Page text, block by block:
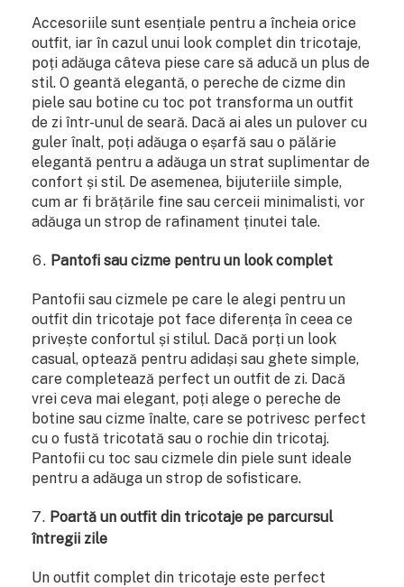
Accesoriile sunt esențiale pentru a încheia orice
outfit, iar în cazul unui look complet din tricotaje,
poți adăuga câteva piese care să aducă un plus de
stil. O geantă elegantă, o pereche de cizme din
piele sau botine cu toc pot transforma un outfit
de zi într-unul de seară. Dacă ai ales un pulover cu
guler înalt, poți adăuga o eșarfă sau o pălărie
elegantă pentru a adăuga un strat suplimentar de
confort și stil. De asemenea, bijuteriile simple,
cum ar fi brățările fine sau cerceii minimalisti, vor
adăuga un strop de rafinament ținutei tale.
Pantofi sau cizme pentru un look complet
Pantofii sau cizmele pe care le alegi pentru un
outfit din tricotaje pot face diferența în ceea ce
privește confortul și stilul. Dacă porți un look
casual, optează pentru adidași sau ghete simple,
care completează perfect un outfit de zi. Dacă
vrei ceva mai elegant, poți alege o pereche de
botine sau cizme înalte, care se potrivesc perfect
cu o fustă tricotată sau o rochie din tricotaj.
Pantofii cu toc sau cizmele din piele sunt ideale
pentru a adăuga un strop de sofisticare.
Poartă un outfit din tricotaje pe parcursul
întregii zile
Un outfit complet din tricotaje este perfect